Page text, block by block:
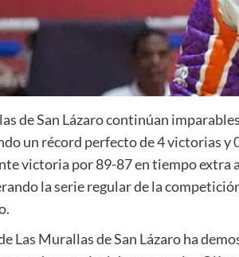
de San Lázaro continúan
un récord perfecto de 4 victorias
victoria por 89-87 en tiempo extra
la serie regular de la
Las Murallas de San Lázaro ha